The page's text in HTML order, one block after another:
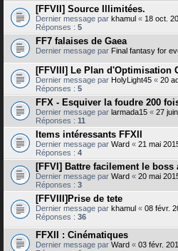
[FFVII] Source Illimitées.
Dernier message par khamul « 18 oct.
Réponses : 5
FF7 falaises de Gaea
Dernier message par Final fantasy for
[FFVIII] Le Plan d'Optimisation
Dernier message par HolyLight45 « 20
Réponses : 5
FFX - Esquiver la foudre 200
Dernier message par larmada15 « 27
Réponses : 11
Items intéressants FFXII
Dernier message par Ward « 21 mai
Réponses : 4
[FFVI] Battre facilement le boss
Dernier message par Ward « 20 mai
Réponses : 3
[FFVIII]Prise de tete
Dernier message par khamul « 08 févr.
Réponses : 36
FFXII : Cinématiques
Dernier message par Ward « 03 févr.